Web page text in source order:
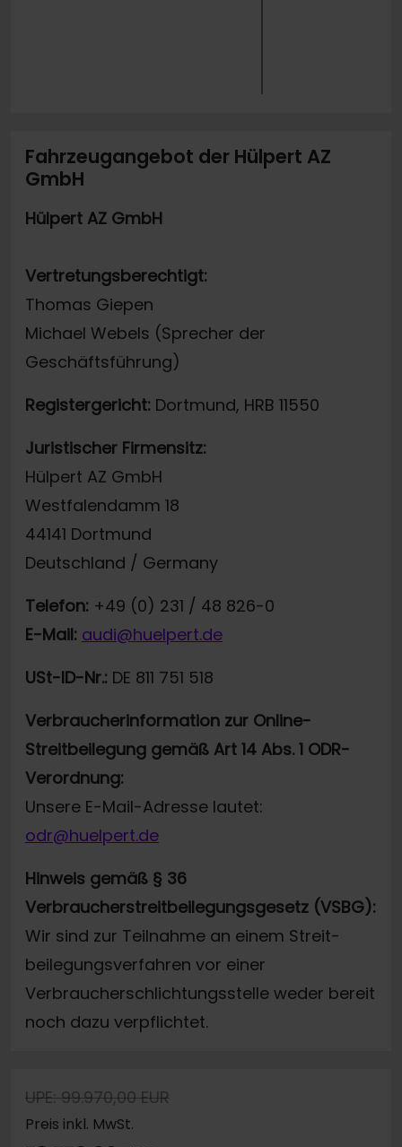
Fahrzeugangebot der Hülpert AZ
GmbH
Hülpert AZ GmbH
Vertretungsberechtigt:
Thomas Giepen
Michael Webels (Sprecher der
Geschäftsführung)
Registergericht: Dortmund, HRB 11550
Juristischer Firmensitz:
Hülpert AZ GmbH
Westfalendamm 18
44141 Dortmund
Deutschland / Germany
Telefon: +49 (0) 231 / 48 826-0
E-Mail: audi@huelpert.de
USt-ID-Nr.: DE 811 751 518
Verbraucherinformation zur Online-
Streitbeilegung gemäß Art 14 Abs. 1 ODR-
Verordnung:
Unsere E-Mail-Adresse lautet:
odr@huelpert.de
Hinweis gemäß § 36
Verbraucherstreitbeilegungsgesetz (VSBG):
Wir sind zur Teilnahme an einem Streit-
beilegungsverfahren vor einer
Verbraucherschlichtungsstelle weder bereit
noch dazu verpflichtet.
UPE: 99.970,00 EUR
Preis inkl. MwSt.